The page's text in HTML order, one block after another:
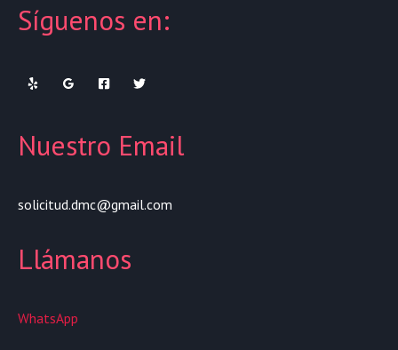
Síguenos en:
Nuestro Email
solicitud.dmc@gmail.com
Llámanos
WhatsApp